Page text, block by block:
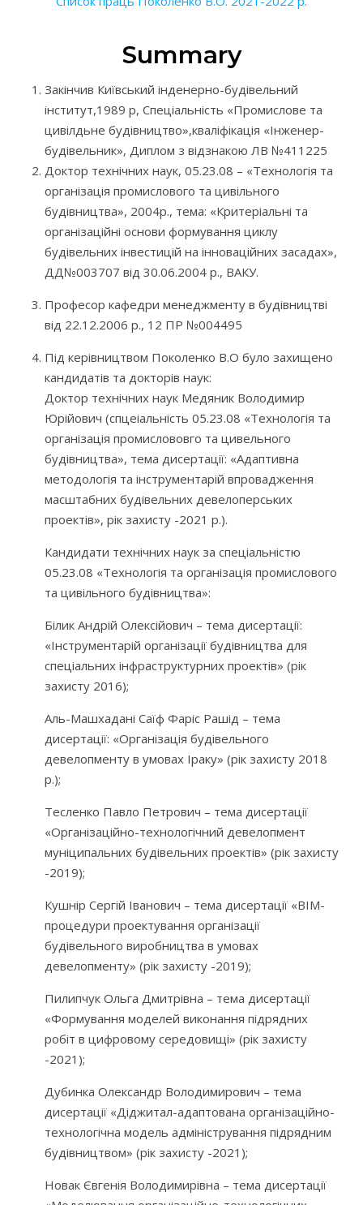
Summary
Закінчив Київський інденерно-будівельний
інститут,1989 р, Спеціальність «Промислове та
цивілдьне будівництво»,кваліфікація «Інженер-
будівельник», Диплом з відзнакою ЛВ №411225
Доктор технічних наук, 05.23.08 – «Технологія та
організація промислового та цивільного
будівництва», 2004р., тема: «Критеріальні та
організаційні основи формування циклу
будівельних інвестицій на інноваційних засадах»,
ДД№003707 від 30.06.2004 р., ВАКУ.
Професор кафедри менеджменту в будівництві
від 22.12.2006 р., 12 ПР №004495
Під керівництвом Поколенко В.О було захищено
кандидатів та докторів наук:
Доктор технічних наук Медяник Володимир
Юрійович (спцеіальність 05.23.08 «Технологія та
організація промислововго та цивельного
будівництва», тема дисертації: «Адаптивна
методологія та інструментарій впровадження
масштабних будівельних девелоперських
проектів», рік захисту -2021 р.).
Кандидати технічних наук за спеціальністю
05.23.08 «Технологія та організація промислового
та цивільного будівництва»:
Білик Андрій Олексійович – тема дисертації:
«Інструментарій організації будівництва для
спеціальних інфраструктурних проектів» (рік
захисту 2016);
Аль-Машхадані Саїф Фаріс Рашід – тема
дисертації: «Організація будівельного
девелопменту в умовах Іраку» (рік захисту 2018
р.);
Тесленко Павло Петрович – тема дисертації
«Організаційно-технологічний девелопмент
муніципальних будівельних проектів» (рік захисту
-2019);
Кушнір Сергій Іванович – тема дисертації «ВІМ-
процедури проектування організації
будівельного виробництва в умовах
девелопменту» (рік захисту -2019);
Пилипчук Ольга Дмитрівна – тема дисертації
«Формування моделей виконання підрядних
робіт в цифровому середовищі» (рік захисту
-2021);
Дубинка Олександр Володимирович – тема
дисертації «Діджитал-адаптована організаційно-
технологічна модель адміністрування підрядним
будівництвом» (рік захисту -2021);
Новак Євгенія Володимирівна – тема дисертації